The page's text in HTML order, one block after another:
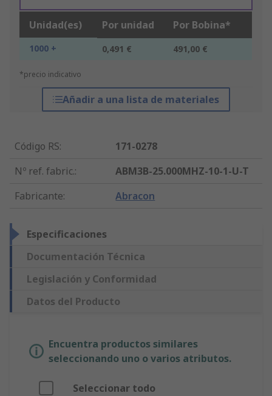
Unidad(es) Por unidad Por Bobina*
1000 + 0,491 € 491,00 €
*precio indicativo
Añadir a una lista de materiales
Código RS:
171-0278
Nº ref. fabric.:
ABM3B-25.000MHZ-10-1-U-T
Fabricante: Abracon
Especificaciones
Documentación Técnica
Legislación y Conformidad
Datos del Producto
Encuentra productos similares
seleccionando uno o varios atributos.
Seleccionar todo